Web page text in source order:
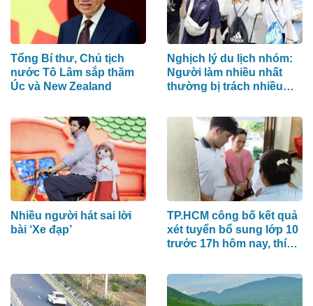
Tổng Bí thư, Chủ tịch
nước Tô Lâm sắp thăm
Úc và New Zealand
Nghịch lý du lịch nhóm:
Người làm nhiều nhất
thường bị trách nhiều
Nhiều người hát sai lời
bài ‘Xe đạp’
TP.HCM công bố kết quả
xét tuyển bổ sung lớp 10
trước 17h hôm nay, thí